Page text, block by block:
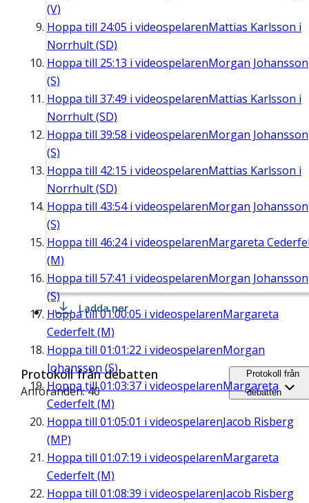
(V)
Hoppa till 24:05 i videospelarenMattias Karlsson i
Norrhult (SD)
Hoppa till 25:13 i videospelarenMorgan Johansson
(S)
Hoppa till 37:49 i videospelarenMattias Karlsson i
Norrhult (SD)
Hoppa till 39:58 i videospelarenMorgan Johansson
(S)
Hoppa till 42:15 i videospelarenMattias Karlsson i
Norrhult (SD)
Hoppa till 43:54i videospelarenMorgan Johansson
(S)
Hoppa till 46:24i videospelarenMargareta
(M)
Hoppa till 57:41 i videospelarenMorgan Johansson
(S)
Hoppa till01:00:05 i videospelarenMargareta
Cederfelt (M)
Hoppa till 01:01:22 i videospelarenMorgan
Johansson (S)
Hoppa till01:03:37 i videospelarenMargareta
Cederfelt (M)
Hoppa till 01:05:01 i videospelarenJacob Risberg
(MP)
Hoppa till 01:07:19 i videospelarenMargareta
Cederfelt (M)
Hoppa till 01:08:39 i videospelarenJacob Risberg
Ladda ner
Protokoll från debatten
Anföranden: 40
Protokoll från
debatten